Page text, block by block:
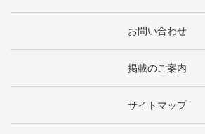
お問い合わせ
掲載のご案内
サイトマップ